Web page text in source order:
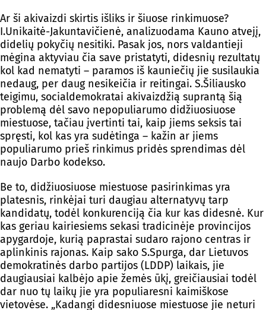
Ar ši akivaizdi skirtis išliks ir šiuose rinkimuose?
I.Unikaitė-Jakuntavičienė, analizuodama Kauno atvejį,
didelių pokyčių nesitiki. Pasak jos, nors valdantieji
mėgina aktyviau čia save pristatyti, didesnių rezultatų
kol kad nematyti – paramos iš kauniečių jie susilaukia
nedaug, per daug nesikeičia ir reitingai. S.Šiliausko
teigimu, socialdemokratai akivaizdžią suprantą šią
problemą dėl savo nepopuliarumo didžiuosiuose
miestuose, tačiau įvertinti tai, kaip jiems seksis tai
spręsti, kol kas yra sudėtinga – kažin ar jiems
populiarumo prieš rinkimus pridės sprendimas dėl
naujo Darbo kodekso.
Be to, didžiuosiuose miestuose pasirinkimas yra
platesnis, rinkėjai turi daugiau alternatyvų tarp
kandidatų, todėl konkurenciją čia kur kas didesnė. Kur
kas geriau kairiesiems sekasi tradicinėje provincijos
apygardoje, kurią paprastai sudaro rajono centras ir
aplinkinis rajonas. Kaip sako S.Spurga, dar Lietuvos
demokratinės darbo partijos (LDDP) laikais, jie
daugiausiai kalbėjo apie žemės ūkį, greičiausiai todėl
dar nuo tų laikų jie yra populiaresni kaimiškose
vietovėse. „Kadangi didesniuose miestuose jie neturi